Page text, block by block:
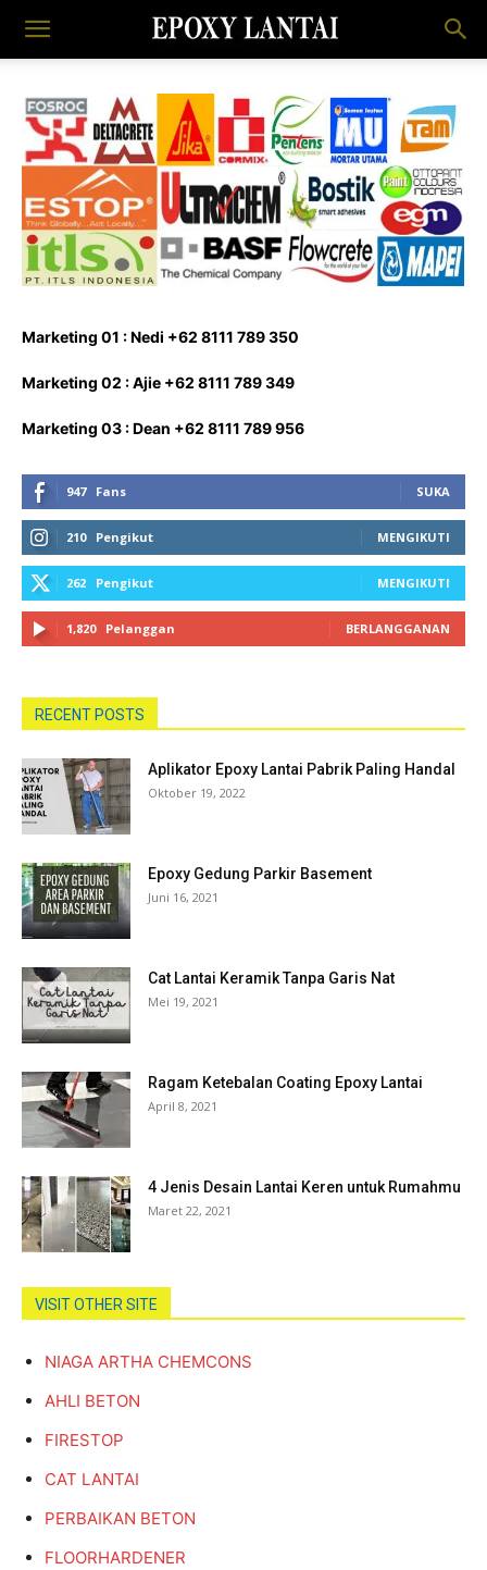
Marketing 01 : Nedi +62 8111 789 350
Marketing 02 : Ajie +62 8111 789 349
Marketing 03 : Dean +62 8111 789 956
947 Fans SUKA
210 Pengikut MENGIKUTI
262 Pengikut MENGIKUTI
1,820 Pelanggan BERLANGGANAN
RECENT POSTS
Aplikator Epoxy Lantai Pabrik Paling Handal
Oktober 19, 2022
Epoxy Gedung Parkir Basement
Juni 16, 2021
Cat Lantai Keramik Tanpa Garis Nat
Mei 19, 2021
Ragam Ketebalan Coating Epoxy Lantai
April 8, 2021
4 Jenis Desain Lantai Keren untuk Rumahmu
Maret 22, 2021
VISIT OTHER SITE
NIAGA ARTHA CHEMCONS
AHLI BETON
FIRESTOP
CAT LANTAI
PERBAIKAN BETON
FLOORHARDENER